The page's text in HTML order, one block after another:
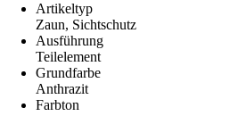
Artikeltyp
Zaun, Sichtschutz
Ausführung
Teilelement
Grundfarbe
Anthrazit
Farbton